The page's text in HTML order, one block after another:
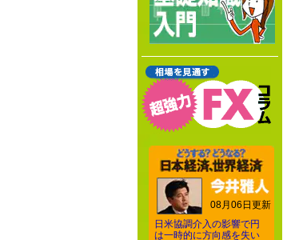
08月06日更新
日米協調介入の影響で円
は一時的に方向感を失い